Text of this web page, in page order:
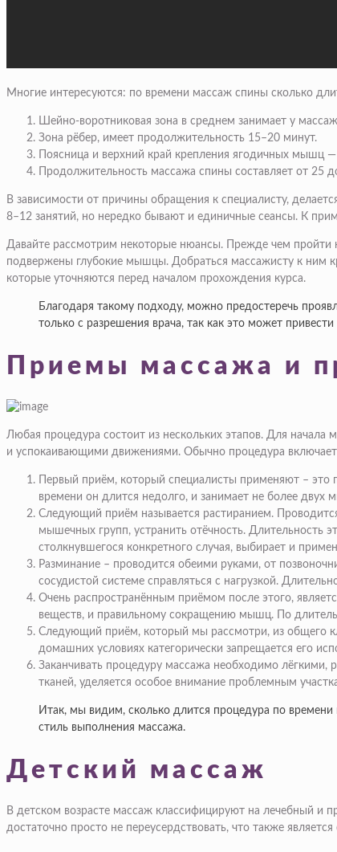
Многие интересуются: по времени массаж спины сколько
Шейно-воротниковая зона в среднем занимает у
Зона рёбер, имеет продолжительность 15–20 минут.
Поясница и верхний край крепления ягодичных мышц
Продолжительность массажа спины составляет от 25
В зависимости от причины обращения к специалисту,
8–12 занятий, но нередко бывают и единичные сеансы. К
Давайте рассмотрим некоторые нюансы. Прежде чем пройти
подвержены глубокие мышцы. Добраться массажисту к ним
которые уточняются перед началом прохождения курса.
Благодаря такому подходу, можно предостеречь
только с разрешения врача, так как это может
Приемы массажа и
Любая процедура состоит из нескольких этапов. Для
и успокаивающими движениями. Обычно процедура
Первый приём, который специалисты применяют – это
времени он длится недолго, и занимает не более двух
Следующий приём называется растиранием.
мышечных групп, устранить отёчность. Длительность
столкнувшегося конкретного случая, выбирает и
Разминание – проводится обеими руками, от
сосудистой системе справляться с нагрузкой.
Очень распространённым приёмом после этого,
веществ, и правильному сокращению мышц. По
Следующий приём, который мы рассмотри, из общего
домашних условиях категорически запрещается его
Заканчивать процедуру массажа необходимо
тканей, уделяется особое внимание проблемным
Итак, мы видим, сколько длится процедура по
стиль выполнения массажа.
Детский массаж
В детском возрасте массаж классифицируют на лечебный и
достаточно просто не переусердствовать, что также